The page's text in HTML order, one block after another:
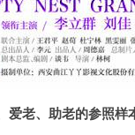
爱老、助老的参照样